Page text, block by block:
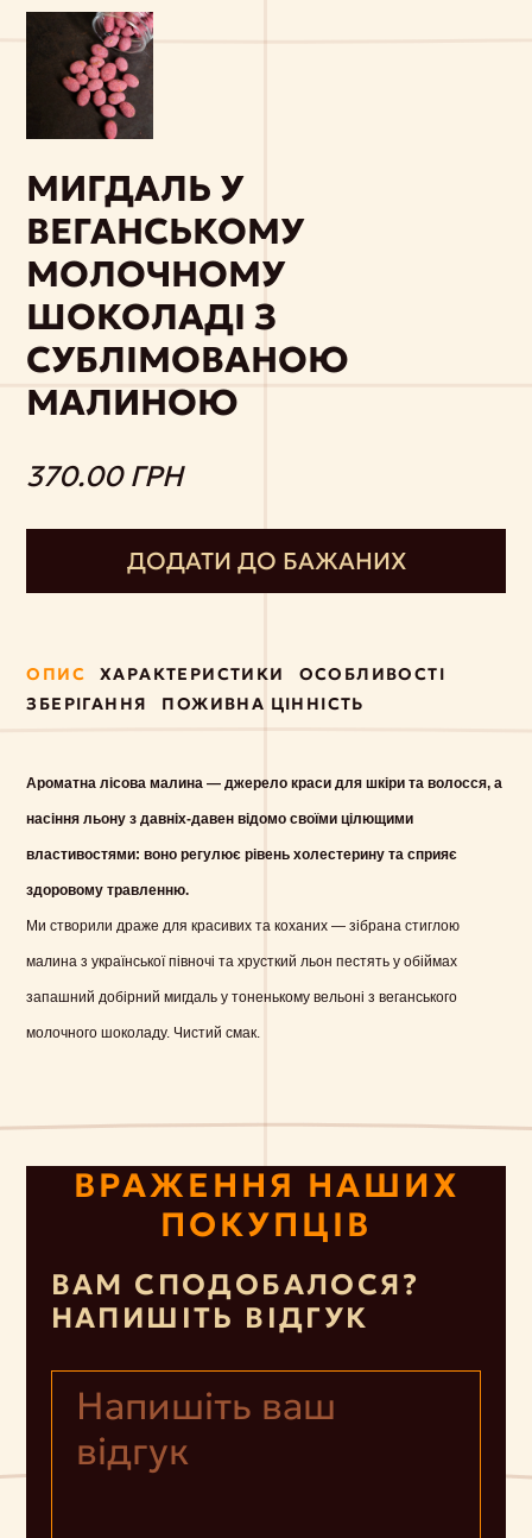
МИГДАЛЬ У
ВЕГАНСЬКОМУ
МОЛОЧНОМУ
ШОКОЛАДІ З
СУБЛІМОВАНОЮ
МАЛИНОЮ
370.00 ГРН
ДОДАТИ ДО БАЖАНИХ
ОПИС ХАРАКТЕРИСТИКИ
ОСОБЛИВОСТІ
ЗБЕРІГАННЯ
ПОЖИВНА ЦІННІСТЬ
Ароматна лісова малина — джерело краси для шкіри та волосся, а
насіння льону з давніх-давен відомо своїми цілющими
властивостями: воно регулює рівень холестерину та сприяє
здоровому травленню.
Ми створили драже для красивих та коханих — зібрана стиглою
малина з української півночі та хрусткий льон пестять у обіймах
запашний добірний мигдаль у тоненькому вельоні з веганського
молочного шоколаду. Чистий смак.
ВРАЖЕННЯ НАШИХ
ПОКУПЦІВ
ВАМ СПОДОБАЛОСЯ?
НАПИШІТЬ ВІДГУК